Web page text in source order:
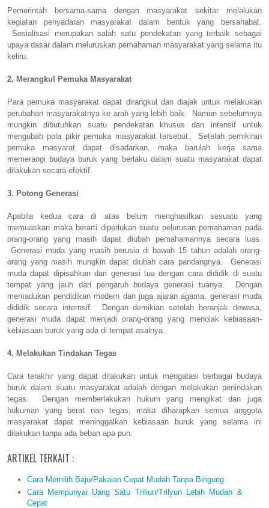
Pemerintah bersama-sama dengan masyarakat sekitar melalukan
kegiatan penyadaran masyarakat dalam bentuk yang bersahabat.
Sosialisasi merupakan salah satu pendekatan yang terbaik sebagai
upaya dasar dalam meluruskan pemahaman masyarakat yang selama itu
keliru.
2. Merangkul Pemuka Masyarakat
Para pemuka masyarakat dapat dirangkul dan diajak untuk melakukan
perubahan masyarakatnya ke arah yang lebih baik. Namun sebelumnya
mungkin dibutuhkan suatu pendekatan khusus dan intensif untuk
mengubah pola pikir pemuka masyarakat tersebut. Setelah pemikiran
pemuka masyarat dapat disadarkan, maka barulah kerja sama
memerangi budaya buruk yang berlaku dalam suatu masyarakat dapat
dilakukan secara efektif.
3. Potong Generasi
Apabila kedua cara di atas belum menghasilkan sesuatu yang
memuaskan maka berarti diperlukan suatu pelurusan pemahaman pada
orang-orang yang masih dapat diubah pemahamannya secara luas.
Generasi muda yang masih berusia di bawah 15 tahun adalah orang-
orang yang masih mungkin dapat diubah cara pandangnya. Generasi
muda dapat dipisahkan dari generasi tua dengan cara dididik di suatu
tempat yang jauh dari pengaruh budaya generasi tuanya. Dengan
memadukan pendidikan modern dan juga ajaran agama, generasi muda
dididik secara internsif. Dengan demikian setelah beranjak dewasa,
generasi muda dapat menjadi orang-orang yang menolak kebiasaan-
kebiasaan buruk yang ada di tempat asalnya.
4. Melakukan Tindakan Tegas
Cara terakhir yang dapat dilakukan untuk mengatasi berbagai budaya
buruk dalam suatu masyarakat adalah dengan melakukan penindakan
tegas. Dengan memberlakukan hukum yang mengikat dan juga
hukuman yang berat nan tegas, maka diharapkan semua anggota
masyarakat dapat meninggalkan kebiasaan buruk yang selama ini
dilakukan tanpa ada beban apa pun.
ARTIKEL TERKAIT :
Cara Memilih Baju/Pakaian Cepat Mudah Tanpa Bingung
Cara Mempunyai Uang Satu Triliun/Trilyun Lebih Mudah &
Cepat